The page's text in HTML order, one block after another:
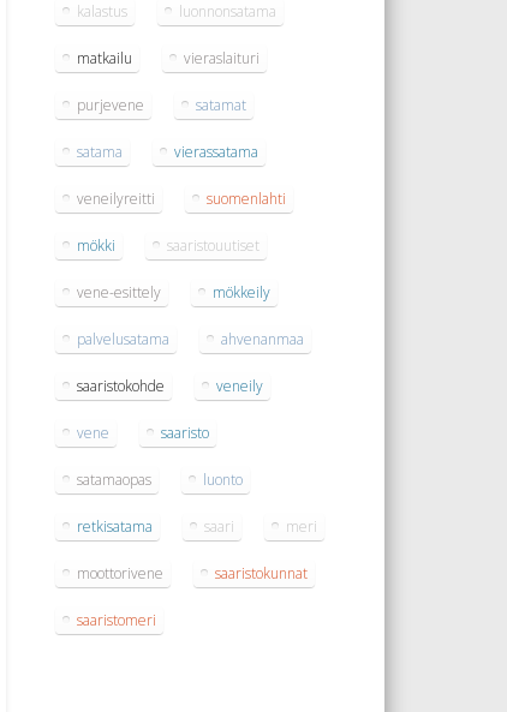
kalastus luonnonsatama
matkailu vieraslaituri
purjevene satamat
satama vierassatama
veneilyreitti suomenlahti
mökki saaristouutiset
vene-esittely mökkeily
palvelusatama ahvenanmaa
saaristokohde veneily
vene saaristo
satamaopas luonto
retkisatama saari meri
moottorivene saaristokunnat
saaristomeri